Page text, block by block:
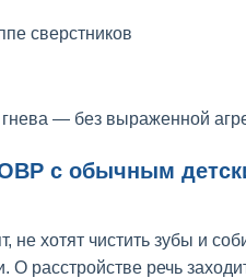
сверстников
— без выраженной
с обычным
не хотят чистить зубы и
О расстройстве речь